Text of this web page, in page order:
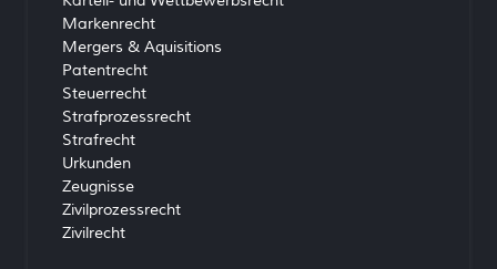
Markenrecht
Mergers & Aquisitions
Patentrecht
Steuerrecht
Strafprozessrecht
Strafrecht
Urkunden
Zeugnisse
Zivilprozessrecht
Zivilrecht